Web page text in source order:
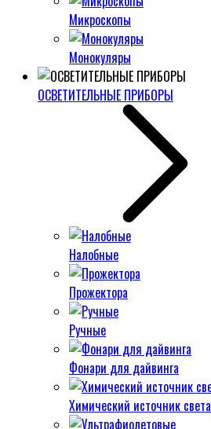
Микроскопы
Монокуляры
ОСВЕТИТЕЛЬНЫЕ ПРИБОРЫ
Налобные
Прожектора
Ручные
Фонари для дайвинга
Химический источник света